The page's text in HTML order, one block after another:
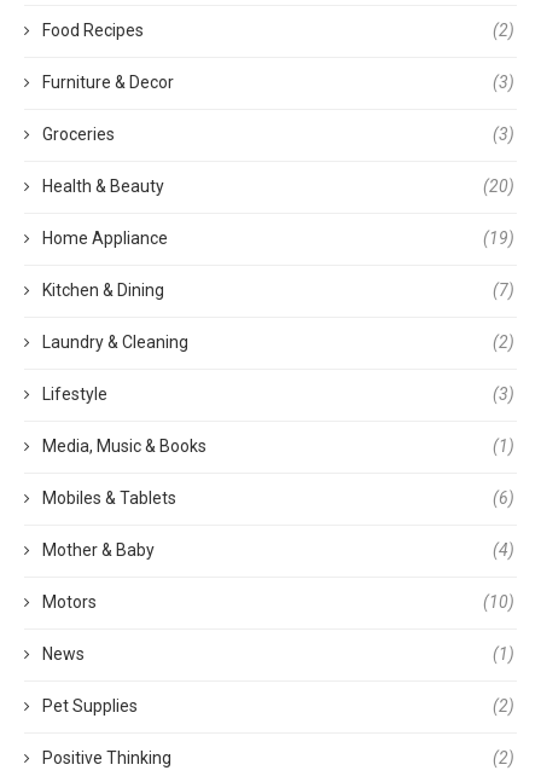
Food Recipes (2)
Furniture & Decor (3)
Groceries (3)
Health & Beauty (20)
Home Appliance (19)
Kitchen & Dining (7)
Laundry & Cleaning (2)
Lifestyle (3)
Media, Music & Books (1)
Mobiles & Tablets (6)
Mother & Baby (4)
Motors (10)
News (1)
Pet Supplies (2)
Positive Thinking (2)